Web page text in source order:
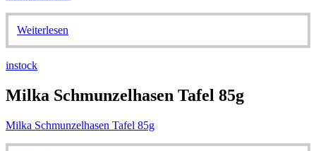
Weiterlesen
instock
Milka Schmunzelhasen Tafel 85g
Milka Schmunzelhasen Tafel 85g